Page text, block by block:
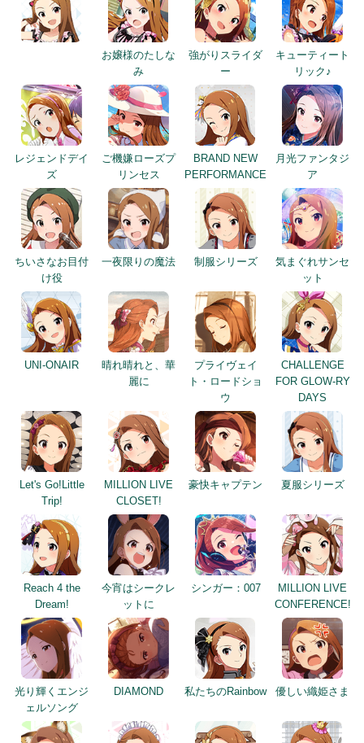
お嬢様のたしな
み
強がりスライダ
ー
キューティート
リック♪
レジェンドデイ
ズ
ご機嫌ローズプ
リンセス
BRAND NEW
PERFORMANCE
月光ファンタジ
ア
ちいさなお目付
け役
一夜限りの魔法 制服シリーズ
気まぐれサンセ
ット
UNI-ONAIR
晴れ晴れと、華
麗に
プライヴェイ
ト・ロードショ
ウ
CHALLENGE
FOR GLOW-RY
DAYS
Let's Go!Little
Trip!
MILLION LIVE
CLOSET!
豪快キャプテン 夏服シリーズ
Reach 4 the
Dream!
今宵はシークレ
ットに
シンガー：007
MILLION LIVE
CONFERENCE!
光り輝くエンジ
ェルソング
DIAMOND 私たちのRainbow 優しい織姫さま